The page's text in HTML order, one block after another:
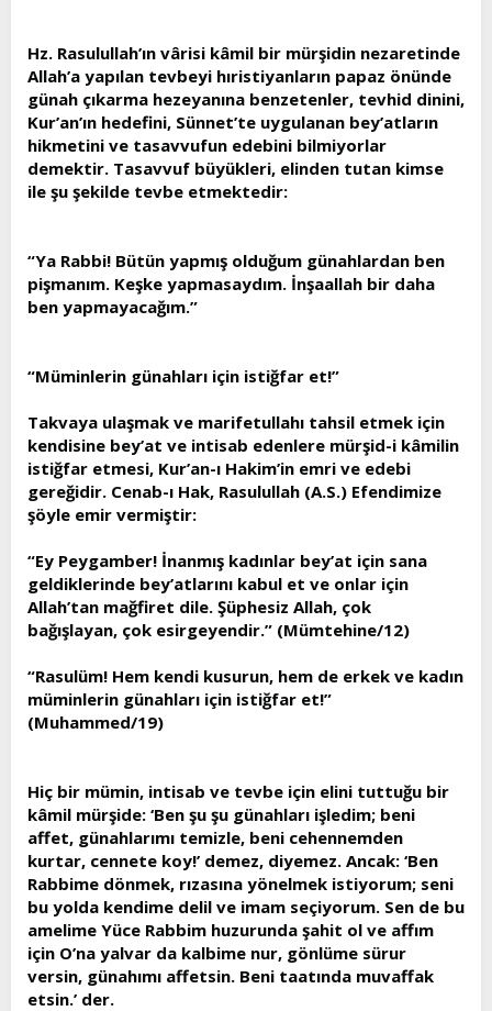
Hz. Rasulullah’ın vârisi kâmil bir mürşidin nezaretinde
Allah’a yapılan tevbeyi hıristiyanların papaz önünde
günah çıkarma hezeyanına benzetenler, tevhid dinini,
Kur’an’ın hedefini, Sünnet’te uygulanan bey’atların
hikmetini ve tasavvufun edebini bilmiyorlar
demektir. Tasavvuf büyükleri, elinden tutan kimse
ile şu şekilde tevbe etmektedir:
“Ya Rabbi! Bütün yapmış olduğum günahlardan ben
pişmanım. Keşke yapmasaydım. İnşaallah bir daha
ben yapmayacağım.”
“Müminlerin günahları için istiğfar et!”
Takvaya ulaşmak ve marifetullahı tahsil etmek için
kendisine bey’at ve intisab edenlere mürşid-i kâmilin
istiğfar etmesi, Kur’an-ı Hakim’in emri ve edebi
gereğidir. Cenab-ı Hak, Rasulullah (A.S.) Efendimize
şöyle emir vermiştir:
“Ey Peygamber! İnanmış kadınlar bey’at için sana
geldiklerinde bey’atlarını kabul et ve onlar için
Allah’tan mağfiret dile. Şüphesiz Allah, çok
bağışlayan, çok esirgeyendir.” (Mümtehine/12)
“Rasulüm! Hem kendi kusurun, hem de erkek ve kadın
müminlerin günahları için istiğfar et!”
(Muhammed/19)
Hiç bir mümin, intisab ve tevbe için elini tuttuğu bir
kâmil mürşide: ‘Ben şu şu günahları işledim; beni
affet, günahlarımı temizle, beni cehennemden
kurtar, cennete koy!’ demez, diyemez. Ancak: ‘Ben
Rabbime dönmek, rızasına yönelmek istiyorum; seni
bu yolda kendime delil ve imam seçiyorum. Sen de bu
amelime Yüce Rabbim huzurunda şahit ol ve affım
için O’na yalvar da kalbime nur, gönlüme sürur
versin, günahımı affetsin. Beni taatında muvaffak
etsin.’ der.